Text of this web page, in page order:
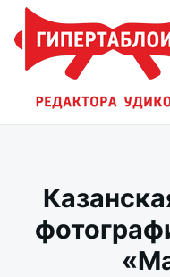
Перейти
содержимому
Искать: